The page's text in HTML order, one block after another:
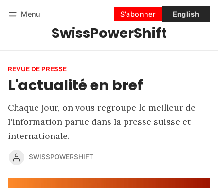
Menu
SwissPowerShift
S'abonner English
Se connecter S'abonner
REVUE DE PRESSE
L'actualité en bref
Chaque jour, on vous regroupe le meilleur de
l'information parue dans la presse suisse et
internationale.
SWISSPOWERSHIFT